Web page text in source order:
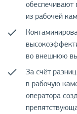
обеспечивают
из рабочей
во внешнюю
За счёт
в рабочую
оператора